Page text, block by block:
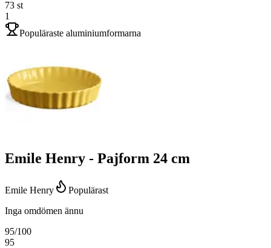
73 st
1
Populäraste aluminiumformarna
Emile Henry - Pajform 24 cm
Emile Henry
Populärast
Inga omdömen ännu
95/100
95